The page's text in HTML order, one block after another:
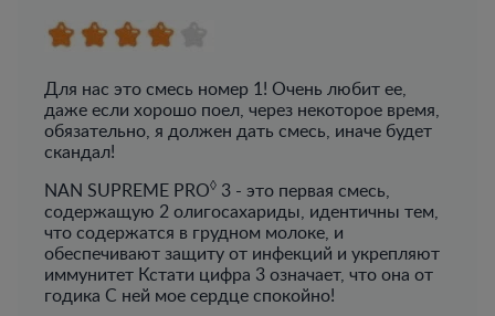
Для нас это смесь номер 1! Очень любит ее,
даже если хорошо поел, через некоторое время,
обязательно, я должен дать смесь, иначе будет
скандал!
NAN SUPREME PRO◊ 3 - это первая смесь,
содержащую 2 олигосахариды, идентичны тем,
что содержатся в грудном молоке, и
обеспечивают защиту от инфекций и укрепляют
иммунитет Кстати цифра 3 означает, что она от
годика С ней мое сердце спокойно!